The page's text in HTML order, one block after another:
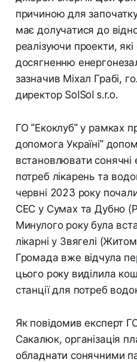
причиною для
має долучатися до
реалізуючи проекти,
досягненню
зазначив Міхал Грабі,
директор SolSol s.r.o.
ГО "Екоклуб" у рамках
допомога Україні"
встановлювати сонячні
потреб лікарень та
червні 2023 року
СЕС у Сумах та Дубно
Минулого року була
лікарні у Звягелі
Громада вже відчула
цього року виділила
станції для потреб
Як повідомив експерт
Сакалюк, організація
обладнати сонячними